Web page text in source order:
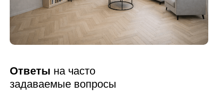
Ответы на часто
задаваемые вопросы